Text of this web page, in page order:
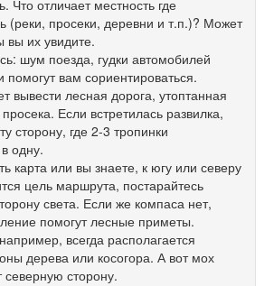
Что отличает местность где
(реки, просеки, деревни и т.п.)? Может
вы их увидите.
шум поезда, гудки автомобилей
помогут вам сориентироваться.
вывести лесная дорога, утоптанная
Если встретилась развилка,
сторону, где 2-3 тропинки
одну.
карта или вы знаете, к югу или северу
цель маршрута, постарайтесь
света. Если же компаса нет,
помогут лесные приметы.
всегда располагается
дерева или косогора. А вот мох
северную сторону.